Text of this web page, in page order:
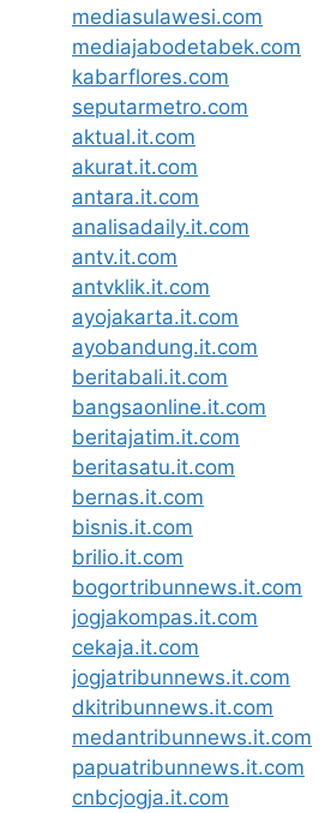
mediasulawesi.com
mediajabodetabek.com
kabarflores.com
seputarmetro.com
aktual.it.com
akurat.it.com
antara.it.com
analisadaily.it.com
antv.it.com
antvklik.it.com
ayojakarta.it.com
ayobandung.it.com
beritabali.it.com
bangsaonline.it.com
beritajatim.it.com
beritasatu.it.com
bernas.it.com
bisnis.it.com
brilio.it.com
bogortribunnews.it.com
jogjakompas.it.com
cekaja.it.com
jogjatribunnews.it.com
dkitribunnews.it.com
medantribunnews.it.com
papuatribunnews.it.com
cnbcjogja.it.com